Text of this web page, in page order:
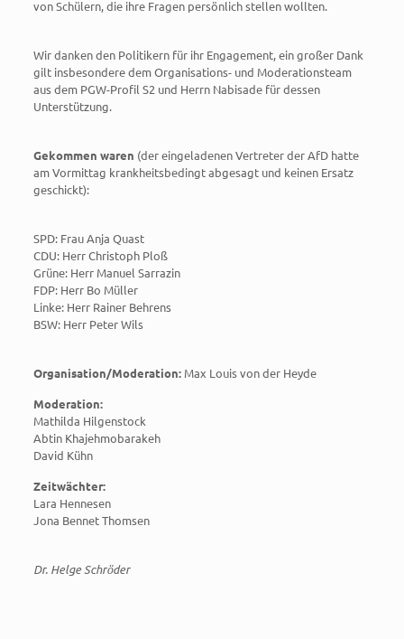
von Schülern, die ihre Fragen persönlich stellen wollten.
Wir danken den Politikern für ihr Engagement, ein großer Dank
gilt insbesondere dem Organisations- und Moderationsteam
aus dem PGW-Profil S2 und Herrn Nabisade für dessen
Unterstützung.
Gekommen waren (der eingeladenen Vertreter der AfD hatte
am Vormittag krankheitsbedingt abgesagt und keinen Ersatz
geschickt):
SPD: Frau Anja Quast
CDU: Herr Christoph Ploß
Grüne: Herr Manuel Sarrazin
FDP: Herr Bo Müller
Linke: Herr Rainer Behrens
BSW: Herr Peter Wils
Organisation/Moderation:Max Louis von der Heyde
Moderation:
Mathilda Hilgenstock
Abtin Khajehmobarakeh
David Kühn
Zeitwächter:
Lara Hennesen
Jona Bennet Thomsen
Dr. Helge Schröder